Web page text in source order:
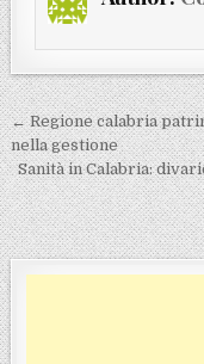
← Regione calabria
nella gestione
Sanità in Calabria: